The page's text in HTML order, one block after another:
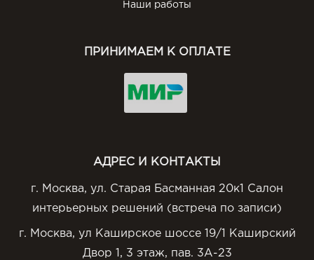
Наши работы
ПРИНИМАЕМ К ОПЛАТЕ
АДРЕС И КОНТАКТЫ
г. Москва, ул. Старая Басманная 20к1 Салон
интерьерных решений (встреча по записи)
г. Москва, ул Каширское шоссе 19/1 Каширский
Двор 1, 3 этаж, пав. 3А-23